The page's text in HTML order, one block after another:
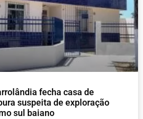
fecha casa de
suspeita de exploração
sul baiano